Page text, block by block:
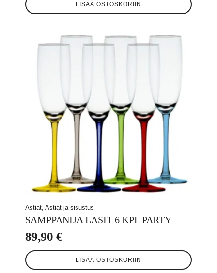
LISÄÄ OSTOSKORIIN
Astiat, Astiat ja sisustus
SAMPPANIJA LASIT 6 KPL PARTY
89,90 €
LISÄÄ OSTOSKORIIN